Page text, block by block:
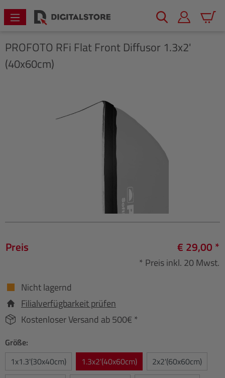
springen
PROFOTO RFi Flat Front Diffusor 1.3x2'
(40x60cm)
Bildergalerie überspringen
Preis € 29,00 *
* Preis inkl. 20 Mwst.
Nicht lagernd
Filialverfügbarkeit prüfen
Kostenloser Versand ab 500€ *
Größe:
1x1.3'(30x40cm)
1.3x2'(40x60cm)
2x2'(60x60cm)